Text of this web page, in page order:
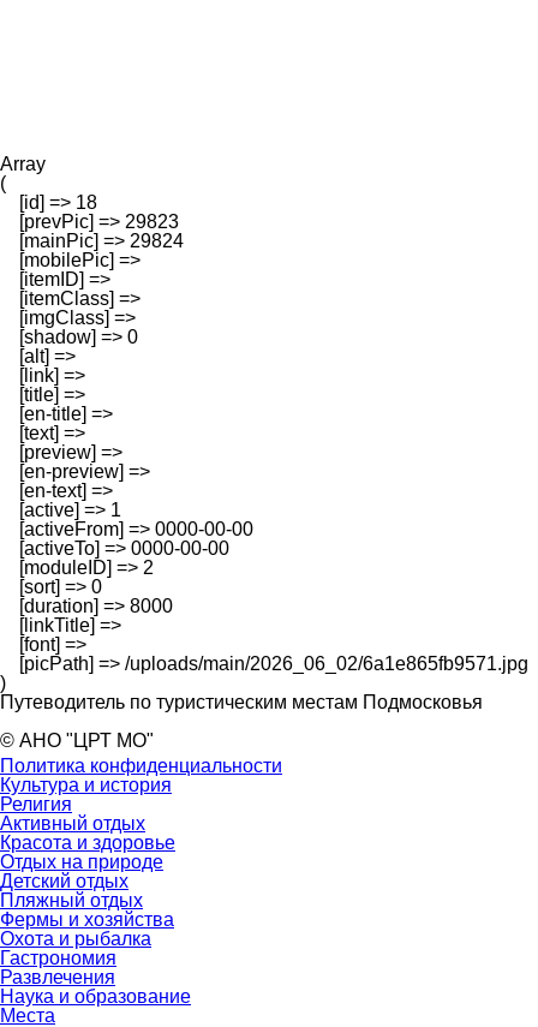
Array
(
    [id] => 18
    [prevPic] => 29823
    [mainPic] => 29824
    [mobilePic] =>
    [itemID] =>
    [itemClass] =>
    [imgClass] =>
    [shadow] => 0
    [alt] =>
    [link] =>
    [title] =>
    [en-title] =>
    [text] =>
    [preview] =>
    [en-preview] =>
    [en-text] =>
    [active] => 1
    [activeFrom] => 0000-00-00
    [activeTo] => 0000-00-00
    [moduleID] => 2
    [sort] => 0
    [duration] => 8000
    [linkTitle] =>
    [font] =>
    [picPath] => /uploads/main/2026_06_02/6a1e865fb9571.jpg
Путеводитель по туристическим местам Подмосковья
© АНО "ЦРТ МО"
Политика конфиденциальности
Культура и история
Религия
Активный отдых
Красота и здоровье
Отдых на природе
Детский отдых
Пляжный отдых
Фермы и хозяйства
Охота и рыбалка
Гастрономия
Развлечения
Наука и образование
Места